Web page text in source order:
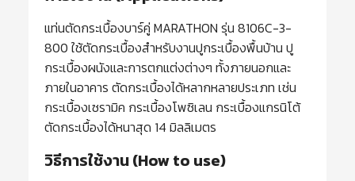
แท่นตัดกระเบื้องบาร์คู่ MARATHON รุ่น 8106C-3-
800 ใช้ตัดกระเบื้องสำหรับงานปูกระเบื้องพื้นบ้าน ปู
กระเบื้องผนังและการตกแต่งต่างๆ ทั้งภายนอกและ
ภายในอาคาร ตัดกระเบื้องได้หลากหลายประเภท เช่น
กระเบื้องเซรามิค กระเบื้องโพซิเลน กระเบื้องแกรนิโต้
ตัดกระเบื้องได้หนาสุด 14 มิลลิเมตร
วิธีการใช้งาน (How to use)